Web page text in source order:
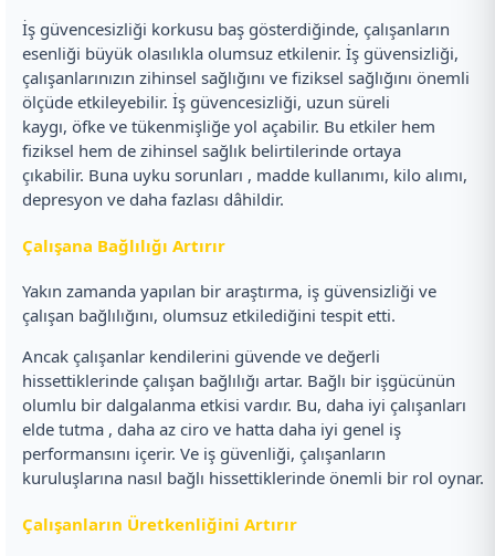
İş güvencesizliği korkusu baş gösterdiğinde, çalışanların
esenliği büyük olasılıkla olumsuz etkilenir. İş güvensizliği,
çalışanlarınızın zihinsel sağlığını ve fiziksel sağlığını önemli
ölçüde etkileyebilir. İş güvencesizliği, uzun süreli
kaygı, öfke ve tükenmişliğe yol açabilir. Bu etkiler hem
fiziksel hem de zihinsel sağlık belirtilerinde ortaya
çıkabilir. Buna uyku sorunları , madde kullanımı, kilo alımı,
depresyon ve daha fazlası dâhildir.
Çalışana Bağlılığı Artırır
Yakın zamanda yapılan bir araştırma, iş güvensizliği ve
çalışan bağlılığını, olumsuz etkilediğini tespit etti.
Ancak çalışanlar kendilerini güvende ve değerli
hissettiklerinde çalışan bağlılığı artar. Bağlı bir işgücünün
olumlu bir dalgalanma etkisi vardır. Bu, daha iyi çalışanları
elde tutma , daha az ciro ve hatta daha iyi genel iş
performansını içerir. Ve iş güvenliği, çalışanların
kuruluşlarına nasıl bağlı hissettiklerinde önemli bir rol oynar.
Çalışanların Üretkenliğini Artırır